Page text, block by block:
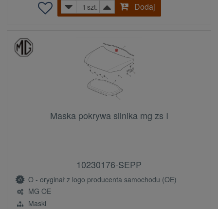
szt.
Dodaj
Maska pokrywa silnika mg zs I
10230176-SEPP
O - oryginał z logo producenta samochodu (OE)
MG OE
Maski